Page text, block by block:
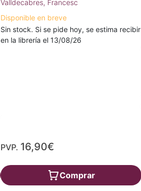
Valldecabres, Francesc
Disponible en breve
Sin stock. Si se pide hoy, se estima recibir
en la librería el 13/08/26
PVP. 16,90€
Comprar